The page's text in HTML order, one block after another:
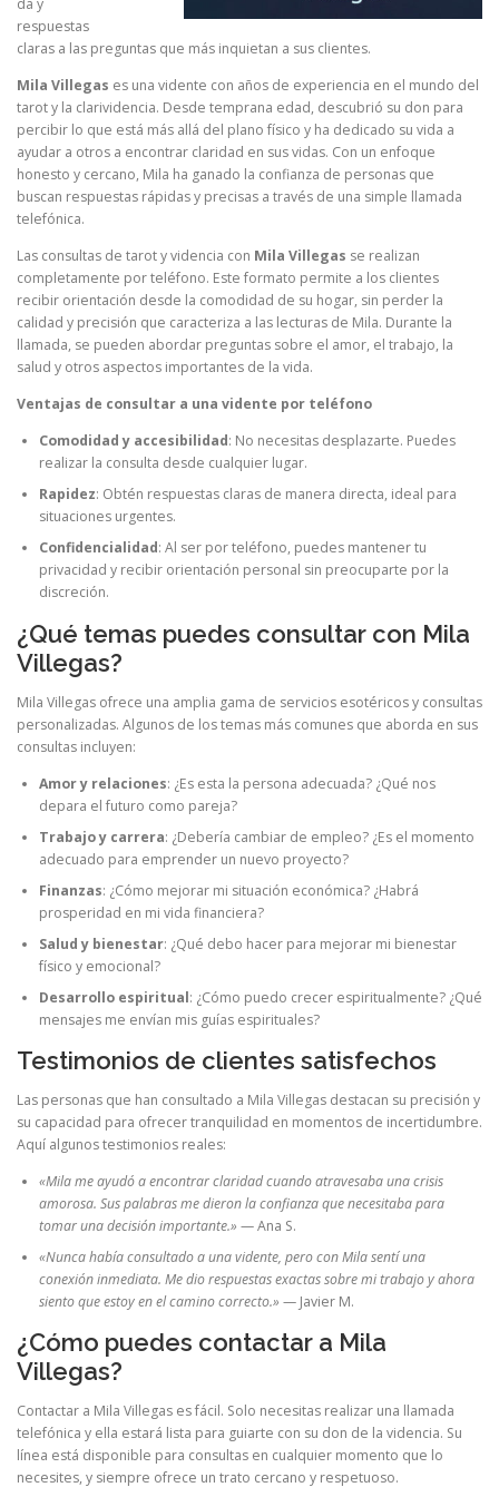
da y
respuestas
claras a las preguntas que más inquietan a sus clientes.
Mila Villegas es una vidente con años de experiencia en el mundo del
tarot y la clarividencia. Desde temprana edad, descubrió su don para
percibir lo que está más allá del plano físico y ha dedicado su vida a
ayudar a otros a encontrar claridad en sus vidas. Con un enfoque
honesto y cercano, Mila ha ganado la confianza de personas que
buscan respuestas rápidas y precisas a través de una simple llamada
telefónica.
Las consultas de tarot y videncia con Mila Villegas se realizan
completamente por teléfono. Este formato permite a los clientes
recibir orientación desde la comodidad de su hogar, sin perder la
calidad y precisión que caracteriza a las lecturas de Mila. Durante la
llamada, se pueden abordar preguntas sobre el amor, el trabajo, la
salud y otros aspectos importantes de la vida.
Ventajas de consultar a una vidente por teléfono
Comodidad y accesibilidad: No necesitas desplazarte. Puedes
realizar la consulta desde cualquier lugar.
Rapidez: Obtén respuestas claras de manera directa, ideal para
situaciones urgentes.
Confidencialidad: Al ser por teléfono, puedes mantener tu
privacidad y recibir orientación personal sin preocuparte por la
discreción.
¿Qué temas puedes consultar con Mila
Villegas?
Mila Villegas ofrece una amplia gama de servicios esotéricos y consultas
personalizadas. Algunos de los temas más comunes que aborda en sus
consultas incluyen:
Amor y relaciones: ¿Es esta la persona adecuada? ¿Qué nos
depara el futuro como pareja?
Trabajo y carrera: ¿Debería cambiar de empleo? ¿Es el momento
adecuado para emprender un nuevo proyecto?
Finanzas: ¿Cómo mejorar mi situación económica? ¿Habrá
prosperidad en mi vida financiera?
Salud y bienestar: ¿Qué debo hacer para mejorar mi bienestar
físico y emocional?
Desarrollo espiritual: ¿Cómo puedo crecer espiritualmente? ¿Qué
mensajes me envían mis guías espirituales?
Testimonios de clientes satisfechos
Las personas que han consultado a Mila Villegas destacan su precisión y
su capacidad para ofrecer tranquilidad en momentos de incertidumbre.
Aquí algunos testimonios reales:
«Mila me ayudó a encontrar claridad cuando atravesaba una crisis
amorosa. Sus palabras me dieron la confianza que necesitaba para
tomar una decisión importante.» — Ana S.
«Nunca había consultado a una vidente, pero con Mila sentí una
conexión inmediata. Me dio respuestas exactas sobre mi trabajo y ahora
siento que estoy en el camino correcto.» — Javier M.
¿Cómo puedes contactar a Mila
Villegas?
Contactar a Mila Villegas es fácil. Solo necesitas realizar una llamada
telefónica y ella estará lista para guiarte con su don de la videncia. Su
línea está disponible para consultas en cualquier momento que lo
necesites, y siempre ofrece un trato cercano y respetuoso.